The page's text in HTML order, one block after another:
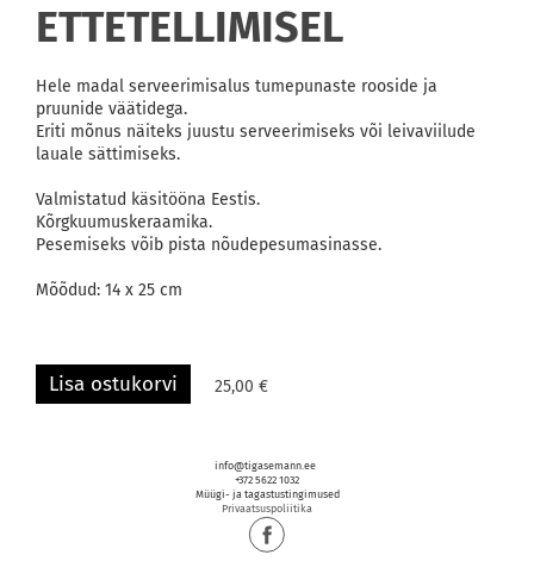
ETTETELLIMISEL
Hele madal serveerimisalus tumepunaste rooside ja
pruunide väätidega.
Eriti mõnus näiteks juustu serveerimiseks või leivaviilude
lauale sättimiseks.
Valmistatud käsitööna Eestis.
Kõrgkuumuskeraamika.
Pesemiseks võib pista nõudepesumasinasse.
Mõõdud: 14 x 25 cm
Lisa ostukorvi 25,00 €
info@tigasemann.ee
+372 5622 1032
Müügi- ja tagastustingimused
Privaatsuspoliitika